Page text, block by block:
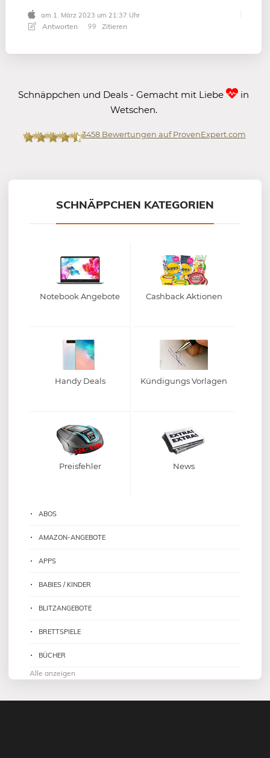
am 1. März 2023 um 21:37 Uhr
Antworten Zitieren
Schnäppchen und Deals - Gemacht mit Liebe
in
Wetschen.
3458Bewertungen auf ProvenExpert.com
SCHNÄPPCHEN KATEGORIEN
Notebook Angebote Cashback Aktionen
Handy Deals Kündigungs Vorlagen
Preisfehler News
ABOS
AMAZON-ANGEBOTE
APPS
BABIES / KINDER
BLITZANGEBOTE
BRETTSPIELE
BÜCHER
Alle anzeigen